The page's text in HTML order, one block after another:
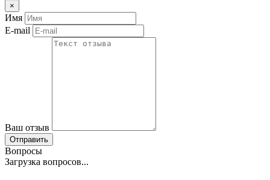
×
Имя
E-mail
Ваш отзыв
Отправить
Вопросы
Загрузка вопросов...